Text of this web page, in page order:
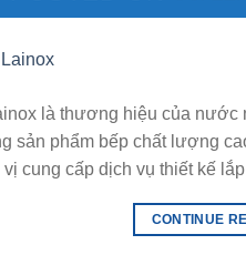
là thương hiệu của
sản phẩm bếp chất lượng
cung cấp dịch vụ thiết kế
CONTINUE